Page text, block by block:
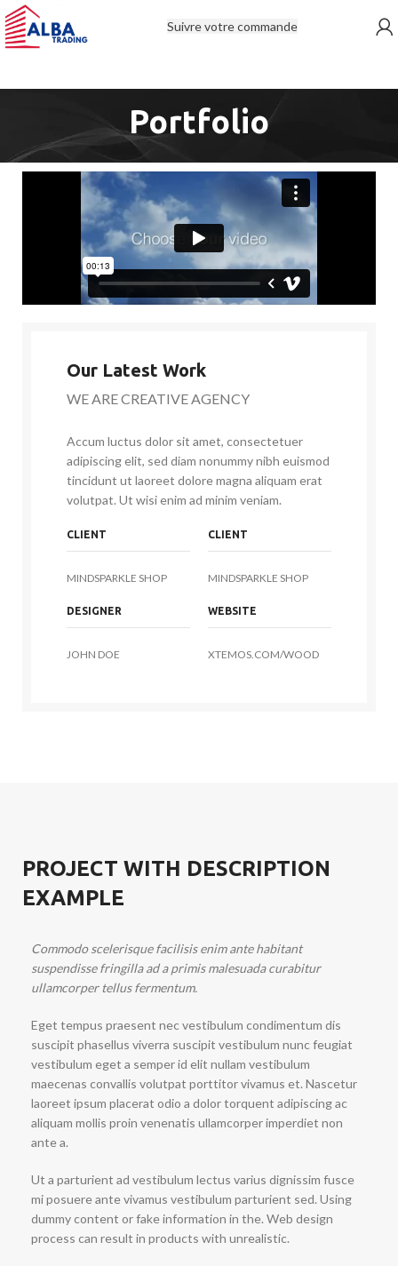
Suivre votre commande
Portfolio
Our Latest Work
WE ARE CREATIVE AGENCY
Accum luctus dolor sit amet, consectetuer
adipiscing elit, sed diam nonummy nibh euismod
tincidunt ut laoreet dolore magna aliquam erat
volutpat. Ut wisi enim ad minim veniam.
CLIENT
MINDSPARKLE SHOP
CLIENT
MINDSPARKLE SHOP
DESIGNER
JOHN DOE
WEBSITE
XTEMOS.COM/WOOD
PROJECT WITH DESCRIPTION
EXAMPLE
Commodo scelerisque facilisis enim ante habitant
suspendisse fringilla ad a primis malesuada curabitur
ullamcorper tellus fermentum.
Eget tempus praesent nec vestibulum condimentum dis
suscipit phasellus viverra suscipit vestibulum nunc feugiat
vestibulum eget a semper id elit nullam vestibulum
maecenas convallis volutpat porttitor vivamus et. Nascetur
laoreet ipsum placerat odio a dolor torquent adipiscing ac
aliquam mollis proin venenatis ullamcorper imperdiet non
ante a.
Ut a parturient ad vestibulum lectus varius dignissim fusce
mi posuere ante vivamus vestibulum parturient sed. Using
dummy content or fake information in the. Web design
process can result in products with unrealistic.